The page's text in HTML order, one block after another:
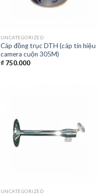
UNCATEGORIZED
Cáp đồng trục DTH (cáp tín hiệu
camera cuộn 305M)
₫750.000
UNCATEGORIZED